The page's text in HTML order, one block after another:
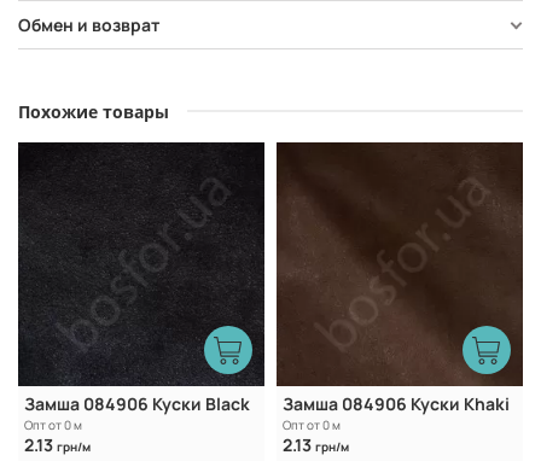
Обмен и возврат
Похожие товары
Замша 084906 Куски Black
Опт от 0 м
2.13 грн/м
Замша 084906 Куски Khaki
Опт от 0 м
2.13 грн/м